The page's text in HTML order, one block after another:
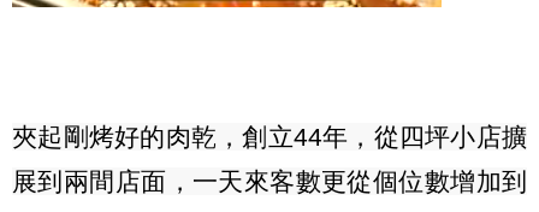
夾起剛烤好的肉乾，創立44年，從四坪小店擴
展到兩間店面，一天來客數更從個位數增加到